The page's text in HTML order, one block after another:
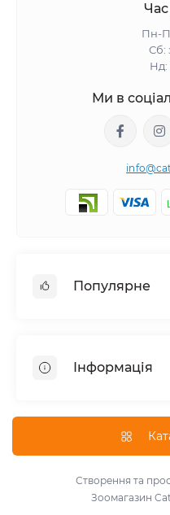
Пн-
Сб:
Нд:
Ми в
Популярне
Вологий корм для котів
Сухий корм для собак
Сухий корм для котів
Паштет для собак
Інформація
Повернення та обмін
Умови використання
Знижки для
Створення та
Зоомагазин